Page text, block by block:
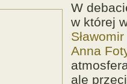
W
w której
Anna
ale